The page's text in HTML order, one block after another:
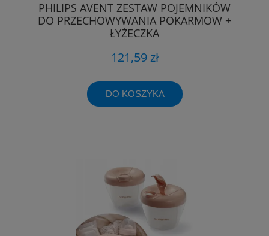
PHILIPS AVENT ZESTAW POJEMNIKÓW
DO PRZECHOWYWANIA POKARMOW +
ŁYŻECZKA
121,59 zł
DO KOSZYKA